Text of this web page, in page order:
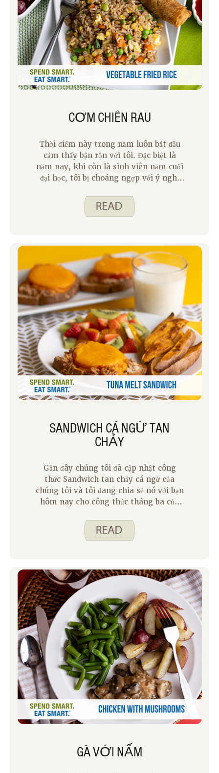
CƠM CHIÊN RAU
Thời điểm này trong năm luôn bắt đầu
cảm thấy bận rộn với tôi. Đặc biệt là
năm nay, khi còn là sinh viên năm cuối
đại học, tôi bị choáng ngợp với ý nghĩ
của cuộc đời. Khi cuộc sống trở nên bận
rộn một chút, tôi muốn những bữa ăn
chiên rau này làm được điều đó. Sử dụng
các thành phần chủ yếu, thật dễ dàng để
ném lại với nhau trong một nhúm. Tôi
thích làm công thức này vào cuối tuần
và sử dụng hết bất kỳ loại rau còn sót lại
nào tôi có trong tủ lạnh.
SANDWICH CÁ NGỪ TAN
CHẢY
Gần đây chúng tôi đã cập nhật công
thức Sandwich tan chảy cá ngừ của
chúng tôi và tôi đang chia sẻ nó với bạn
hôm nay cho công thức tháng ba của
thức hay khi thời gian eo hẹp vì salad
cá ngừ trộn với nhau nhanh chóng và
GÀ VỚI NẤM